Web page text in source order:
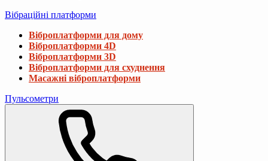
Вібраційні платформи
Віброплатформи для дому
Віброплатформи 4D
Віброплатформи 3D
Віброплатформи для схуднення
Масажні віброплатформи
Пульсометри